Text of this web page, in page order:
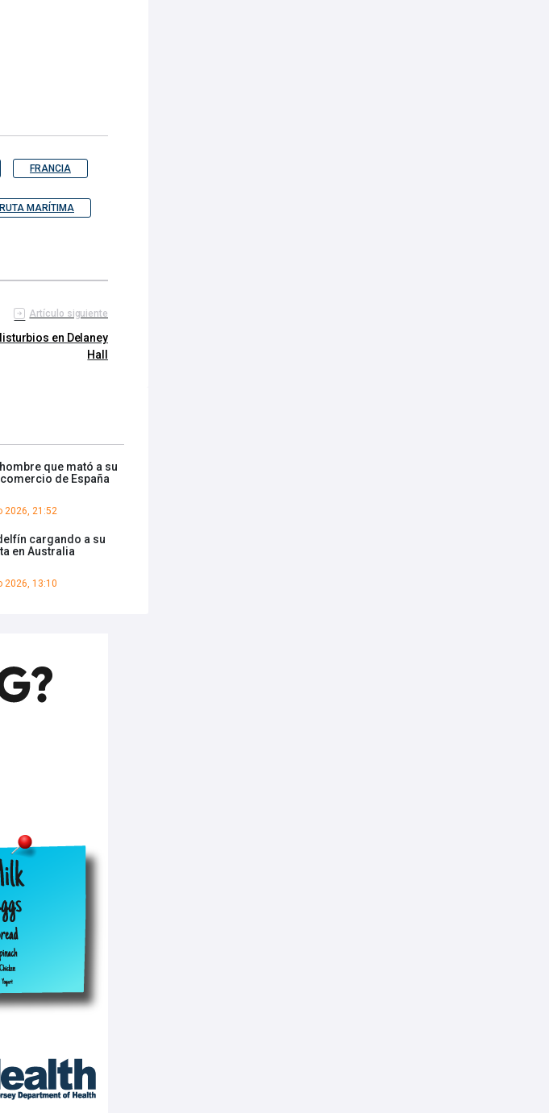
FRANCIA
RUTA MARÍTIMA
Artículo siguiente
en Delaney
Hall
que mató a su
de España
2026, 21:52
cargando a su
en Australia
2026, 13:10